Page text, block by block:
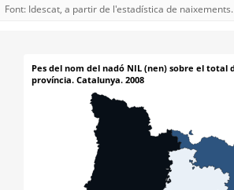
Font: Idescat, a partir de l'estadística de naixements.